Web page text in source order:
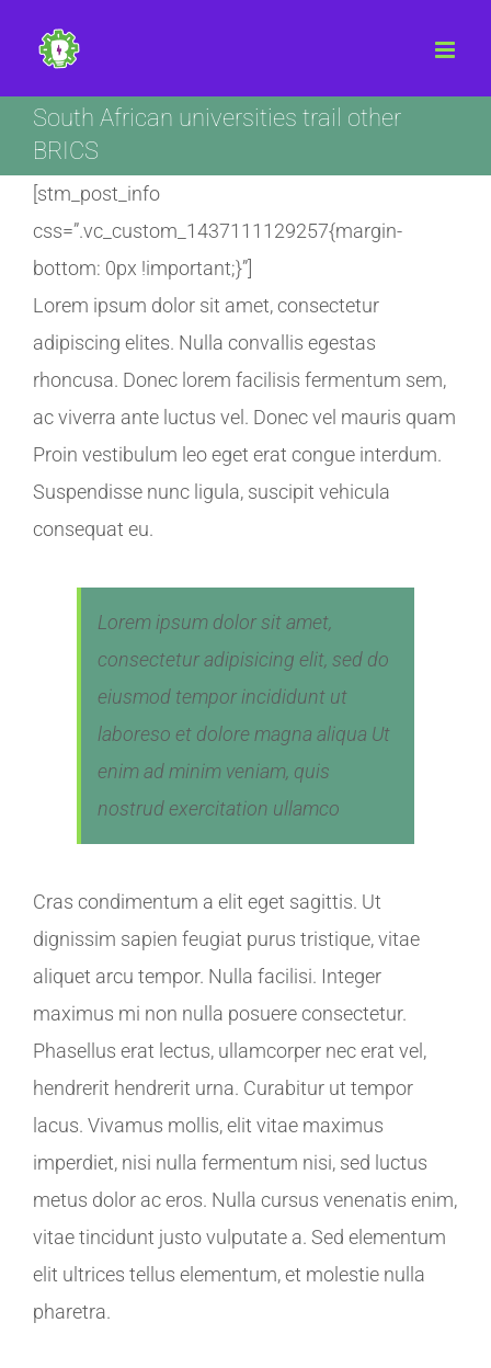
content
South African universities trail other
BRICS
[stm_post_info
css=”.vc_custom_1437111129257{margin-
bottom: 0px !important;}”]
Lorem ipsum dolor sit amet, consectetur
adipiscing elites. Nulla convallis egestas
rhoncusa. Donec lorem facilisis fermentum sem,
ac viverra ante luctus vel. Donec vel mauris quam
Proin vestibulum leo eget erat congue interdum.
Suspendisse nunc ligula, suscipit vehicula
consequat eu.
Lorem ipsum dolor sit amet,
consectetur adipisicing elit, sed do
eiusmod tempor incididunt ut
laboreso et dolore magna aliqua Ut
enim ad minim veniam, quis
nostrud exercitation ullamco
Cras condimentum a elit eget sagittis. Ut
dignissim sapien feugiat purus tristique, vitae
aliquet arcu tempor. Nulla facilisi. Integer
maximus mi non nulla posuere consectetur.
Phasellus erat lectus, ullamcorper nec erat vel,
hendrerit hendrerit urna. Curabitur ut tempor
lacus. Vivamus mollis, elit vitae maximus
imperdiet, nisi nulla fermentum nisi, sed luctus
metus dolor ac eros. Nulla cursus venenatis enim,
vitae tincidunt justo vulputate a. Sed elementum
elit ultrices tellus elementum, et molestie nulla
pharetra.